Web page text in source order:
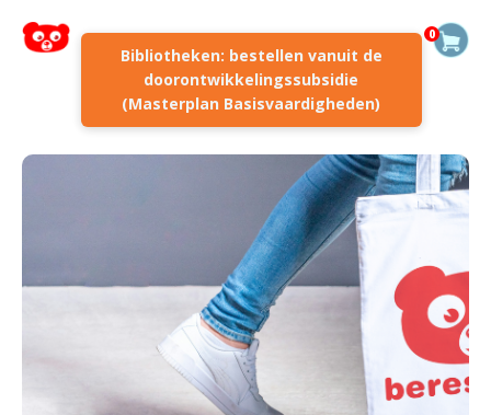
Bibliotheken: bestellen vanuit de
doorontwikkelingssubsidie
(Masterplan Basisvaardigheden)
0